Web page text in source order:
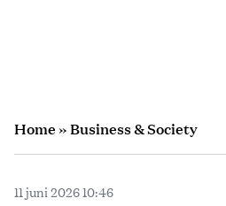
Home»Business & Society
11 juni 2026 10:46